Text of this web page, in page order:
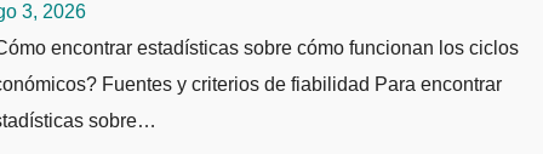
3, 2026
encontrar estadísticas sobre cómo funcionan los ciclos
Fuentes y criterios de fiabilidad Para encontrar
sobre…